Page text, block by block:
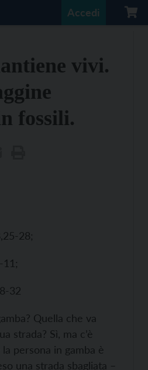
Accedi
vivi.
fossili.
28;
11;
32
Quella che va
strada? Sì, ma c’è
persona in gamba è
una strada sbagliata –